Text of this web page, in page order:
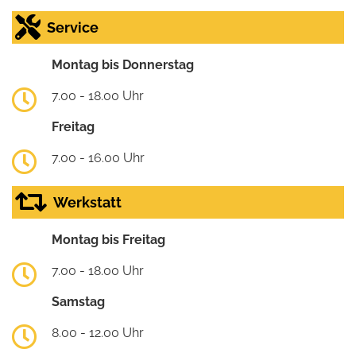
Service
Montag bis Donnerstag
7.00 - 18.00 Uhr
Freitag
7.00 - 16.00 Uhr
Werkstatt
Montag bis Freitag
7.00 - 18.00 Uhr
Samstag
8.00 - 12.00 Uhr